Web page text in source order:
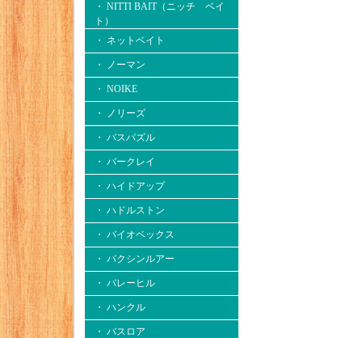
・ NITTI BAIT（ニッチ ベイ
ト）
・ ネットベイト
・ ノーマン
・ NOIKE
・ ノリーズ
・ バスパズル
・ バークレイ
・ ハイドアップ
・ ハドルストン
・ バイオベックス
・ バクシンルアー
・ バレーヒル
・ ハンクル
・ バスロア